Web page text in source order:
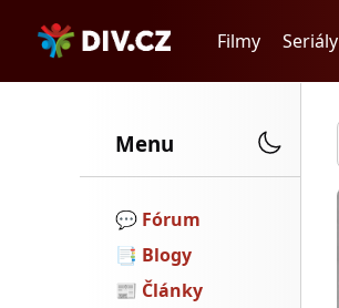
Filmy Seriály
Menu
💬️ Fórum
📑 Blogy
📰 Články